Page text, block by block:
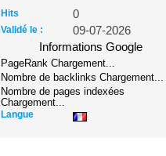
Hits 0
Validé le :
09-07-2026
Informations Google
PageRankChargement...
Nombre de backlinksChargement...
Nombre de pages indexées
Chargement...
Langue